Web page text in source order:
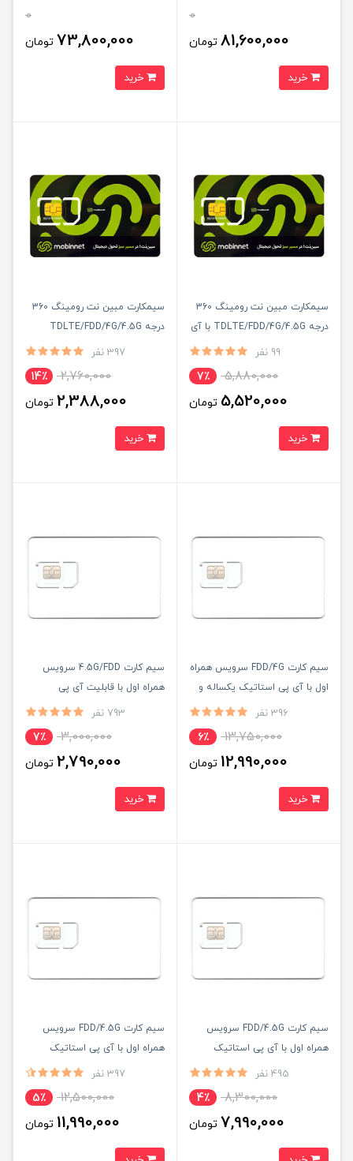
0
81,600,000 تومان
0
73,800,000 تومان
سیمکارت مبین نت رومینگ 360
درجه TDLTE/FDD/4G/4.5G با آی
پی استاتیک 6 ماهه99 نفر
5,880,000 7٪
5,520,000 تومان
سیمکارت مبین نت رومینگ 360
درجه TDLTE/FDD/4G/4.5G
397 نفر
2,760,000 14٪
2,388,000 تومان
سیم کارت FDD/4G سرویس همراه
اول با آی پی استاتیک یکساله و
500 گیگ اینترنت یکساله
396 نفر
13,750,000 6٪
12,990,000 تومان
سیم کارت 4.5G/FDD سرویس
همراه اول با قابلیت آی پی
استاتیک (مخصوص مودم )
793 نفر
3,000,000 7٪
2,790,000 تومان
سیم کارت FDD/4.5G سرویس
همراه اول با آی پی استاتیک
یکساله (مخصوص مودم )
495 نفر
8,300,000 4٪
7,990,000 تومان
سیم کارت FDD/4.5G سرویس
همراه اول با آی پی استاتیک
یکساله و 500 گیگ اینترنت سه397 نفر
12,500,000 5٪
11,990,000 تومان